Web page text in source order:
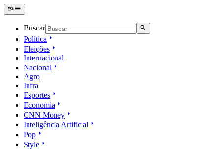
Buscar
Política
Eleições
Internacional
Nacional
Agro
Infra
Esportes
Economia
CNN Money
Inteligência Artificial
Pop
Style